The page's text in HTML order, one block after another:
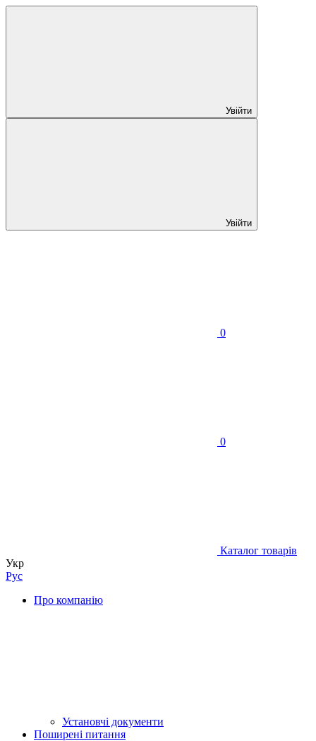
Увійти
Увійти
0
0
Каталог товарів
Укр
Рус
Про компанію
Установчі документи
Поширені питання